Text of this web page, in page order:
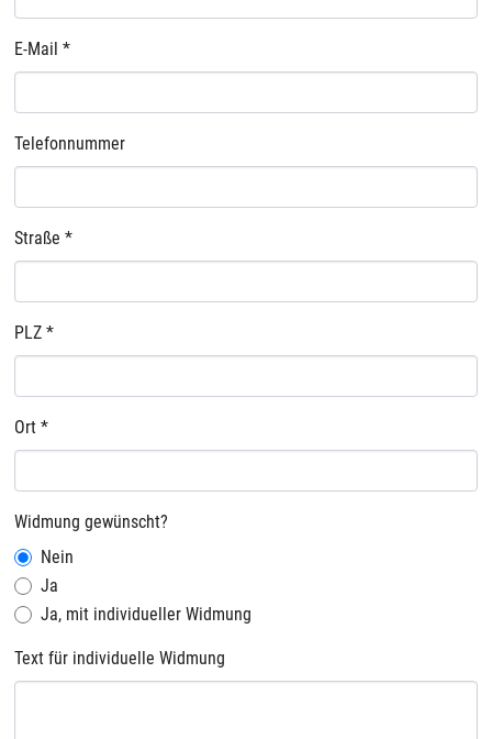
E-Mail*
Telefonnummer
Straße*
PLZ*
Ort*
Widmung gewünscht?
Nein
Ja
Ja, mit individueller Widmung
Text für individuelle Widmung